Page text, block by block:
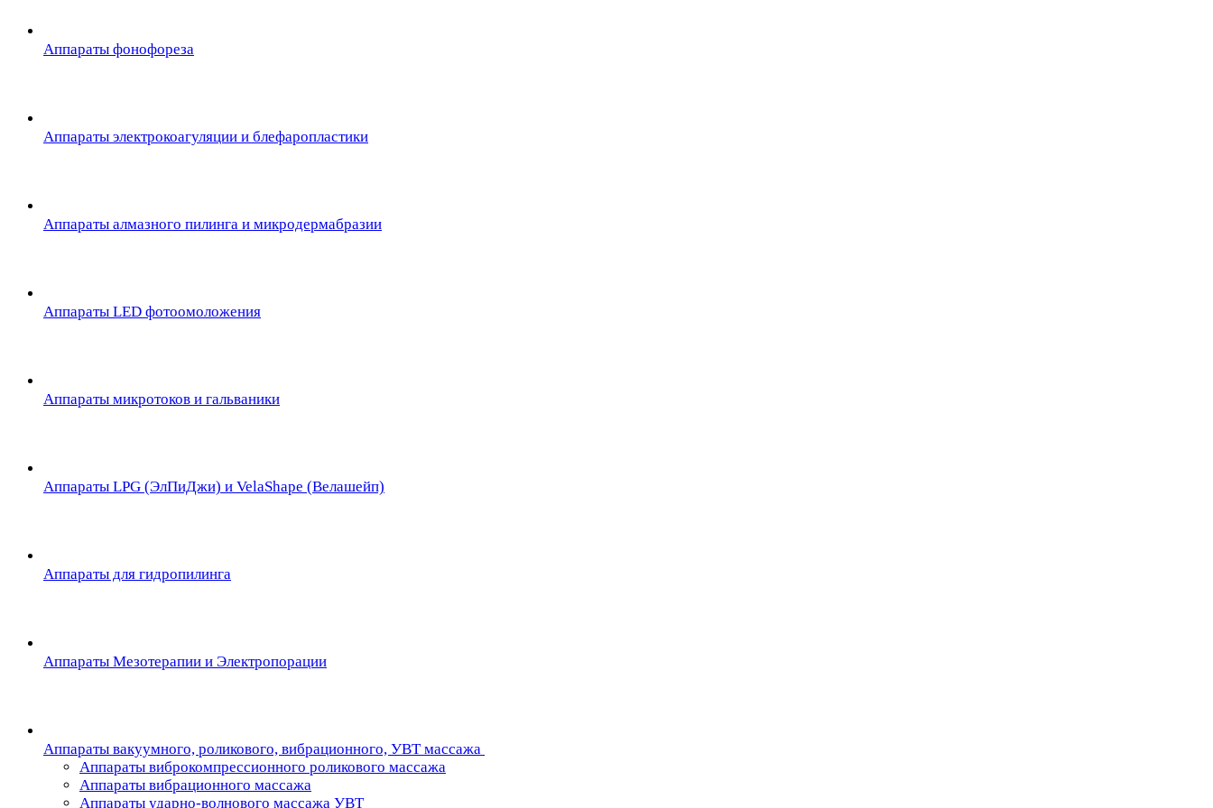
Аппараты фонофореза
Аппараты электрокоагуляции и блефаропластики
Аппараты алмазного пилинга и микродермабразии
Аппараты LED фотоомоложения
Аппараты микротоков и гальваники
Аппараты LPG (ЭлПиДжи) и VelaShape (Велашейп)
Аппараты для гидропилинга
Аппараты Мезотерапии и Электропорации
Аппараты вакуумного, роликового, вибрационного, УВТ массажа
Аппараты виброкомпрессионного роликового массажа
Аппараты вибрационного массажа
Аппараты ударно-волнового массажа УВТ